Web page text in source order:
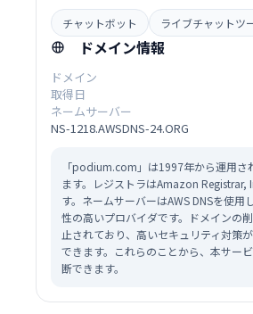
チャットボット ライブチャットツ
ドメイン情報
ドメイン
取得日
ネームサーバー
NS-1218.AWSDNS-24.ORG
「podium.com」は1997年から運用さ
ます。レジストラはAmazon Registrar,
す。ネームサーバーはAWS DNSを使用
性の高いプロバイダです。ドメインの
止されており、高いセキュリティ対策
できます。これらのことから、本サー
断できます。